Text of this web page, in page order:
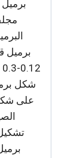
برميل
شكل
على